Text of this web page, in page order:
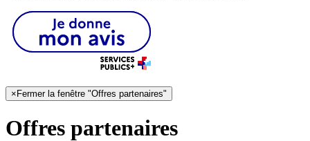
×Fermer la fenêtre "Offres partenaires"
Offres partenaires